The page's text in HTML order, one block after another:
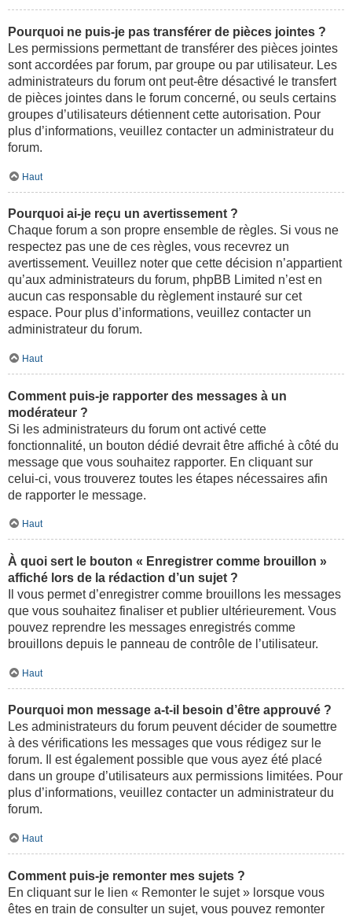
Pourquoi ne puis-je pas transférer de pièces jointes ?
Les permissions permettant de transférer des pièces jointes
sont accordées par forum, par groupe ou par utilisateur. Les
administrateurs du forum ont peut-être désactivé le transfert
de pièces jointes dans le forum concerné, ou seuls certains
groupes d’utilisateurs détiennent cette autorisation. Pour
plus d’informations, veuillez contacter un administrateur du
forum.
Haut
Pourquoi ai-je reçu un avertissement ?
Chaque forum a son propre ensemble de règles. Si vous ne
respectez pas une de ces règles, vous recevrez un
avertissement. Veuillez noter que cette décision n’appartient
qu’aux administrateurs du forum, phpBB Limited n’est en
aucun cas responsable du règlement instauré sur cet
espace. Pour plus d’informations, veuillez contacter un
administrateur du forum.
Haut
Comment puis-je rapporter des messages à un
modérateur ?
Si les administrateurs du forum ont activé cette
fonctionnalité, un bouton dédié devrait être affiché à côté du
message que vous souhaitez rapporter. En cliquant sur
celui-ci, vous trouverez toutes les étapes nécessaires afin
de rapporter le message.
Haut
À quoi sert le bouton « Enregistrer comme brouillon »
affiché lors de la rédaction d’un sujet ?
Il vous permet d’enregistrer comme brouillons les messages
que vous souhaitez finaliser et publier ultérieurement. Vous
pouvez reprendre les messages enregistrés comme
brouillons depuis le panneau de contrôle de l’utilisateur.
Haut
Pourquoi mon message a-t-il besoin d’être approuvé ?
Les administrateurs du forum peuvent décider de soumettre
à des vérifications les messages que vous rédigez sur le
forum. Il est également possible que vous ayez été placé
dans un groupe d’utilisateurs aux permissions limitées. Pour
plus d’informations, veuillez contacter un administrateur du
forum.
Haut
Comment puis-je remonter mes sujets ?
En cliquant sur le lien « Remonter le sujet » lorsque vous
êtes en train de consulter un sujet, vous pouvez remonter